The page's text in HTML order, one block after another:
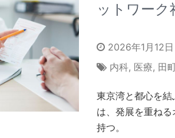
ットワーク
2026年1月12日
内科, 医療, 田
東京湾と都心を
は、発展を重ね
持つ。